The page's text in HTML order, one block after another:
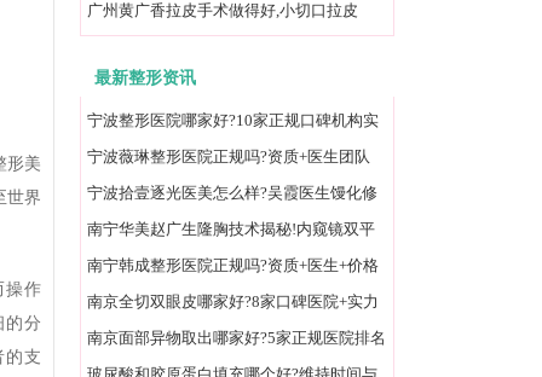
形美
世界
操作
的分
的支
等榜上有名
广州黄广香拉皮手术做得好,小切口拉皮
最新整形资讯
宁波整形医院哪家好?10家正规口碑机构实
力排名榜速看!
宁波薇琳整形医院正规吗?资质+医生团队
+口碑实测全解析
宁波拾壹逐光医美怎么样?吴霞医生馒化修
复价格实测揭秘
南宁华美赵广生隆胸技术揭秘!内窥镜双平
面+亲民价格实测
南宁韩成整形医院正规吗?资质+医生+价格
实地探访揭秘!
南京全切双眼皮哪家好?8家口碑医院+实力
医生名单速收藏!
南京面部异物取出哪家好?5家正规医院排名